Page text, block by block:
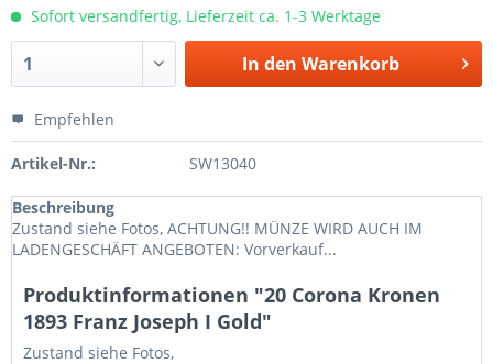
Sofort versandfertig, Lieferzeit ca. 1-3 Werktage
In den Warenkorb
Empfehlen
Artikel-Nr.: SW13040
Beschreibung
Zustand siehe Fotos, ACHTUNG!! MÜNZE WIRD AUCH IM
LADENGESCHÄFT ANGEBOTEN: Vorverkauf...
Produktinformationen "20 Corona Kronen
1893 Franz Joseph I Gold"
Zustand siehe Fotos,